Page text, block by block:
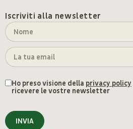
Iscriviti alla newsletter
Ho preso visione della privacy policy
ricevere le vostre newsletter
INVIA